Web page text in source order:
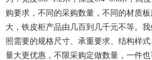
购要求，不同的采购数量，不同的材质
大，铁皮柜产品由几百到几千元不等。
照需要的规格尺寸、承重要求、结构样式
量大更优惠，不限采购定做数量，一件